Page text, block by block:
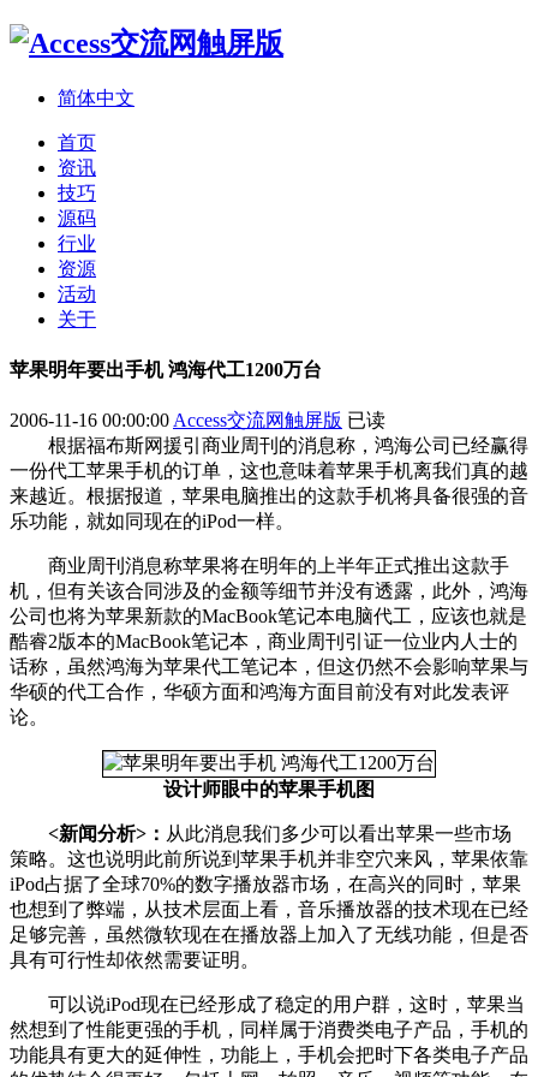
简体中文
首页
资讯
技巧
源码
行业
资源
活动
关于
苹果明年要出手机 鸿海代工1200万台
2006-11-16 00:00:00 Access交流网触屏版 已读
根据福布斯网援引商业周刊的消息称，鸿海公司已经赢得
一份代工苹果手机的订单，这也意味着苹果手机离我们真的越
来越近。根据报道，苹果电脑推出的这款手机将具备很强的音
乐功能，就如同现在的iPod一样。
商业周刊消息称苹果将在明年的上半年正式推出这款手
机，但有关该合同涉及的金额等细节并没有透露，此外，鸿海
公司也将为苹果新款的MacBook笔记本电脑代工，应该也就是
酷睿2版本的MacBook笔记本，商业周刊引证一位业内人士的
话称，虽然鸿海为苹果代工笔记本，但这仍然不会影响苹果与
华硕的代工合作，华硕方面和鸿海方面目前没有对此发表评
论。
设计师眼中的苹果手机图
<新闻分析>： 从此消息我们多少可以看出苹果一些市场
策略。这也说明此前所说到苹果手机并非空穴来风，苹果依靠
iPod占据了全球70%的数字播放器市场，在高兴的同时，苹果
也想到了弊端，从技术层面上看，音乐播放器的技术现在已经
足够完善，虽然微软现在在播放器上加入了无线功能，但是否
具有可行性却依然需要证明。
可以说iPod现在已经形成了稳定的用户群，这时，苹果当
然想到了性能更强的手机，同样属于消费类电子产品，手机的
功能具有更大的延伸性，功能上，手机会把时下各类电子产品